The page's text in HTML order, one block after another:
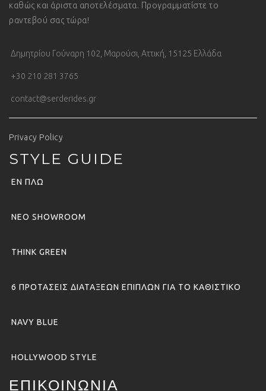
καθώς και άριστα αποτελέσματα. Προγραμματίστε το
ραντεβού σας τώρα!
Δημητρίου Γούναρη 102, Μαρούσι, Αττική, 15125 Ελλάδα
+30 210 281 3765
contact@serderides.gr
Privacy Policy
STYLE GUIDE
ΕΝ ΠΛΩ
ΝΕΟ SHOWROOM
THINK GREEN
6 ΠΡΟΤΑΣΕΙΣ ΔΙΑΤΑΞΕΩΝ ΕΠΙΠΛΩΝ ΓΙΑ ΤΟ ΚΑΘΙΣΤΙΚΟ
NAVY BLUE
HOLLYWOOD STYLE
ΕΠΙΚΟΙΝΩΝΙΑ